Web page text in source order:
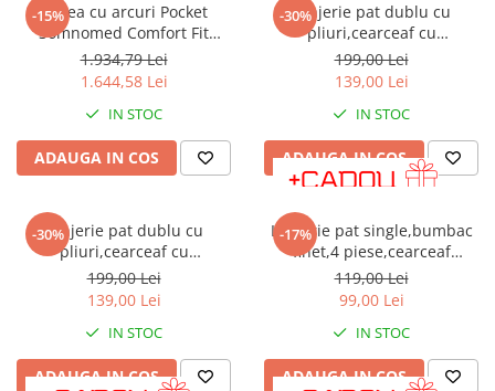
-15%
Saltea cu arcuri Pocket
Somnomed Comfort Fit
HoReCa 180x200, înălțime 30
cm, spumă cu memorie, husa
tratament antifungic,
fermitate mediu-tare
1.934,79 Lei
1.644,58 Lei
IN STOC
ADAUGA IN COS
-30%
Lenjerie pat dublu cu
pliuri,cearceaf cu
elastic,bumbac finet,6
piese,gri deschis-A763
199,00 Lei
139,00 Lei
IN STOC
ADAUGA IN COS
-30%
Lenjerie pat dublu cu
pliuri,cearceaf cu
elastic,bumbac finet,6
piese,verde smarald-A769
199,00 Lei
139,00 Lei
IN STOC
ADAUGA IN COS
-17%
Lenjerie pat single,bumbac
finet,4 piese,cearceaf
normal,alba cu pene albastre-
A817
119,00 Lei
99,00 Lei
IN STOC
ADAUGA IN COS